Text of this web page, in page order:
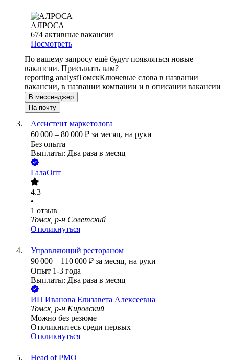
АЛРОСА
674 активные вакансии
Посмотреть
По вашему запросу ещё будут появляться новые
вакансии. Присылать вам?
reporting analystТомскКлючевые слова в названии
вакансии, в названии компании и в описании вакансии
В мессенджер
На почту
Ассистент маркетолога
60 000 – 80 000 ₽ за месяц, на руки
Без опыта
Выплаты: Два раза в месяц
ГалаОпт
4.3
•
1 отзыв
Томск, р-н Советский
Откликнуться
Управляющий рестораном
90 000 – 110 000 ₽ за месяц, на руки
Опыт 1-3 года
Выплаты: Два раза в месяц
ИП Иванова Елизавета Алексеевна
Томск, р-н Кировский
Можно без резюме
Откликнитесь среди первых
Откликнуться
Head of PMO